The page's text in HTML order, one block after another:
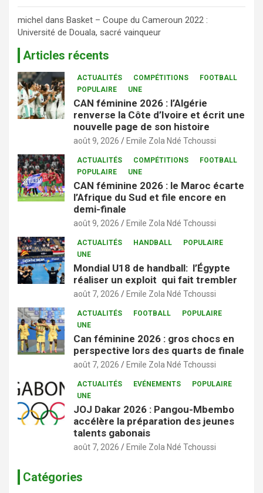
michel dans Basket – Coupe du Cameroun 2022 :
Université de Douala, sacré vainqueur
Articles récents
ACTUALITÉS COMPÉTITIONS
FOOTBALL
POPULAIRE
UNE
CAN féminine 2026 : l’Algérie
renverse la Côte d’Ivoire et écrit une
nouvelle page de son histoire
août 9, 2026 Emile Zola Ndé Tchoussi
ACTUALITÉS COMPÉTITIONS
FOOTBALL
POPULAIRE
UNE
CAN féminine 2026 : le Maroc écarte
l’Afrique du Sud et file encore en
demi-finale
août 9, 2026 Emile Zola Ndé Tchoussi
ACTUALITÉS HANDBALL
POPULAIRE
UNE
Mondial U18 de handball: l’Égypte
réaliser un exploit qui fait trembler
août 7, 2026 Emile Zola Ndé Tchoussi
ACTUALITÉS FOOTBALL
POPULAIRE
UNE
Can féminine 2026 : gros chocs en
perspective lors des quarts de finale
août 7, 2026 Emile Zola Ndé Tchoussi
ACTUALITÉS EVÉNEMENTS
POPULAIRE
UNE
JOJ Dakar 2026 : Pangou-Mbembo
accélère la préparation des jeunes
talents gabonais
août 7, 2026 Emile Zola Ndé Tchoussi
Catégories